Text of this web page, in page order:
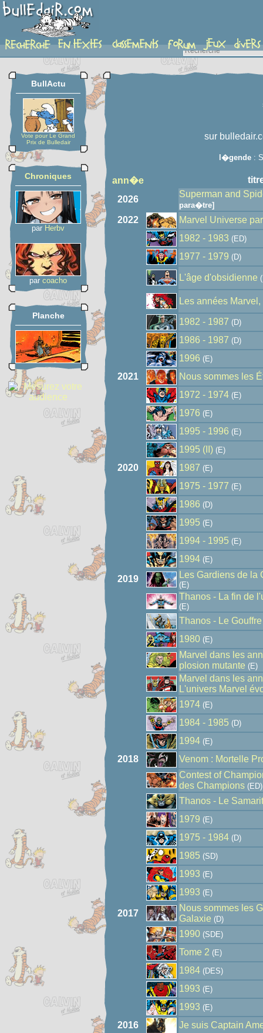
auteur
BullActu
Vote pour Le Grand
Prix de Bulledair
Chroniques
par Herbv
par coacho
Planche
sur
l�gende:
ann�e
2026
Superman and
para�tre]
2022
Marvel Universe
1982 - 1983 (ED)
1977 - 1979 (D)
L'âge d'obsidienne
Les années
1982 - 1987 (D)
1986 - 1987 (D)
1996 (E)
2021
Nous sommes les
1972 - 1974 (E)
1976 (E)
1995 - 1996 (E)
1995 (II) (E)
2020 1987 (E)
1975 - 1977 (E)
1986 (D)
1995 (E)
1994 - 1995 (E)
1994 (E)
2019 Les Gardiens de la
(E)
Thanos - La fin de
(E)
Thanos - Le
1980 (E)
Marvel dans les
plosion mutante (E)
Marvel dans les
L'univers Marvel
1974 (E)
1984 - 1985 (D)
1994 (E)
2018
Venom : Mortelle
Contest of
des Champions (ED)
Thanos - Le
1979 (E)
1975 - 1984 (D)
1985 (SD)
1993 (E)
1993 (E)
2017
Nous sommes les
Galaxie (D)
1990 (SDE)
Tome 2 (E)
1984 (DES)
1993 (E)
1993 (E)
2016
Je suis Captain